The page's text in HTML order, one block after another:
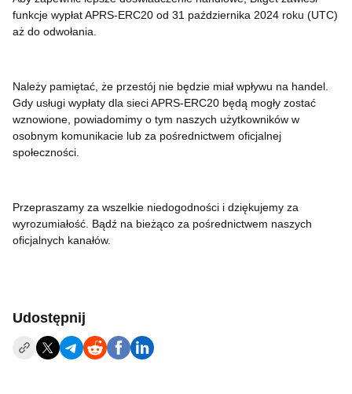
funkcje wypłat APRS-ERC20 od 31 października 2024 roku (UTC)
aż do odwołania.
Należy pamiętać, że przestój nie będzie miał wpływu na handel.
Gdy usługi wypłaty dla sieci APRS-ERC20 będą mogły zostać
wznowione, powiadomimy o tym naszych użytkowników w
osobnym komunikacie lub za pośrednictwem oficjalnej
społeczności.
Przepraszamy za wszelkie niedogodności i dziękujemy za
wyrozumiałość. Bądź na bieżąco za pośrednictwem naszych
oficjalnych kanałów.
Udostępnij